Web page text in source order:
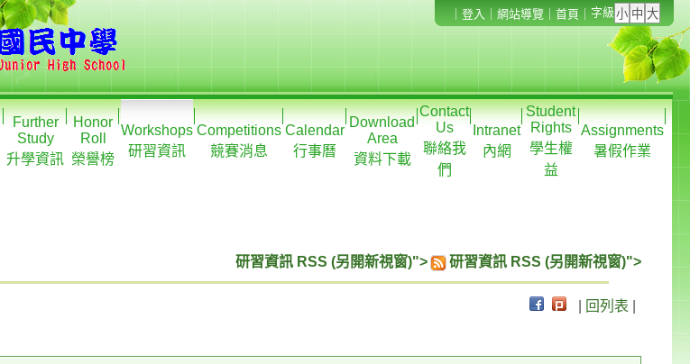
登入 網站導覽 首頁 字級
Further
Study
升學資訊
Honor
Roll
榮譽榜
Workshops
研習資訊
Competitions
競賽消息
Calendar
行事曆
Download
Area
資料下載
Contact
Us
聯絡我
們
Intranet
內網
Student
Rights
學生權
益
Assignments
暑假作業
研習資訊 RSS (另開新視窗)"> 研習資訊 RSS (另開新視窗)">
回列表